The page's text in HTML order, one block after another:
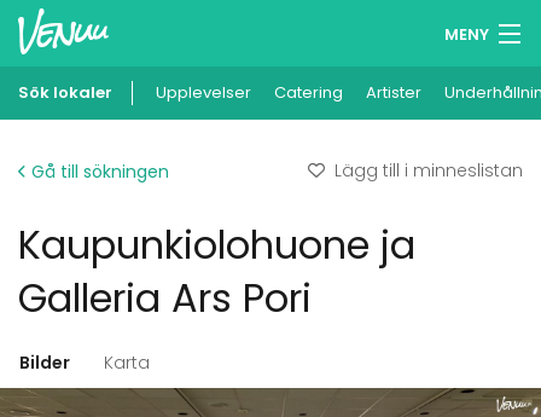
MENY
Minneslista
Lägg till din lokal
Sök lokaler Upplevelser Catering Artister
Gå till sökningen Lägg till i minneslistan
Kaupunkiolohuone ja
Galleria Ars Pori
Bilder Karta